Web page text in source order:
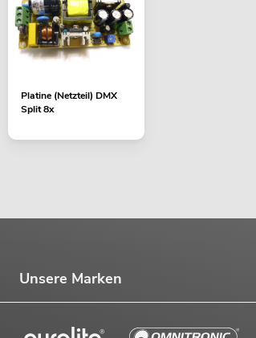
Platine (Netzteil) DMX
Split 8x
Unsere Marken